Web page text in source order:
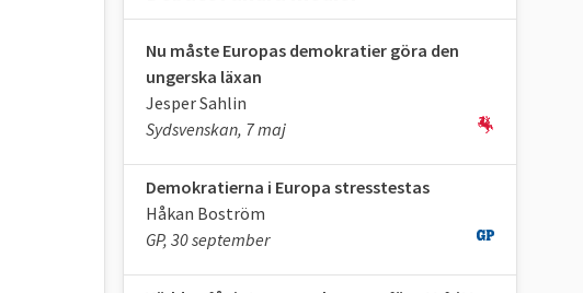
Nu måste Europas demokratier göra den
ungerska läxan
Jesper Sahlin
Sydsvenskan, 7 maj
Demokratierna i Europa stresstestas
Håkan Boström
GP, 30 september